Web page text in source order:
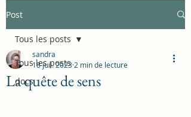
Post
Tous les posts
docs
Tous les posts
La quête de sens
sandra
18 juil. 2023 2 min de lecture